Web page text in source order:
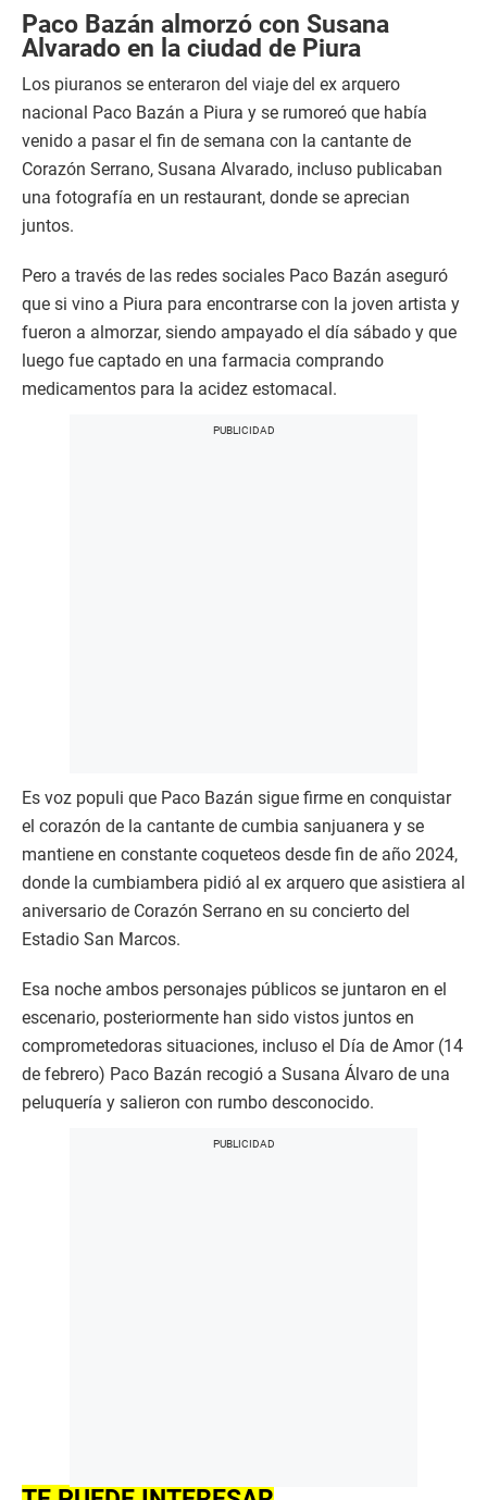
e
c
o
d
s
o
f
8
s
e
c
d
s
Paco Bazán almorzó con Susana
Alvarado en la ciudad de Piura
Los piuranos se enteraron del viaje del ex arquero
nacional Paco Bazán a Piura y se rumoreó que había
venido a pasar el fin de semana con la cantante de
Corazón Serrano, Susana Alvarado, incluso publicaban
una fotografía en un restaurant, donde se aprecian
juntos.
Pero a través de las redes sociales Paco Bazán aseguró
que si vino a Piura para encontrarse con la joven artista y
fueron a almorzar, siendo ampayado el día sábado y que
luego fue captado en una farmacia comprando
medicamentos para la acidez estomacal.
Es voz populi que Paco Bazán sigue firme en conquistar
el corazón de la cantante de cumbia sanjuanera y se
mantiene en constante coqueteos desde fin de año 2024,
donde la cumbiambera pidió al ex arquero que asistiera al
aniversario de Corazón Serrano en su concierto del
Estadio San Marcos.
Esa noche ambos personajes públicos se juntaron en el
escenario, posteriormente han sido vistos juntos en
comprometedoras situaciones, incluso el Día de Amor (14
de febrero) Paco Bazán recogió a Susana Álvaro de una
peluquería y salieron con rumbo desconocido.